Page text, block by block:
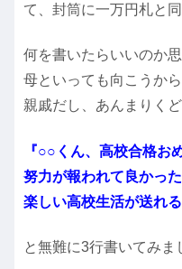
て、封筒に一万円札と同
何を書いたらいいのか
母といっても向こうか
親戚だし、あんまりく
『○○くん、高校合格お
努力が報われて良かった
楽しい高校生活が送れ
と無難に3行書いてみま